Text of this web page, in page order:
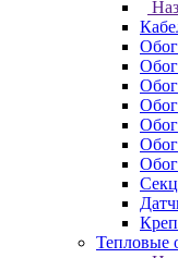
Тепловые